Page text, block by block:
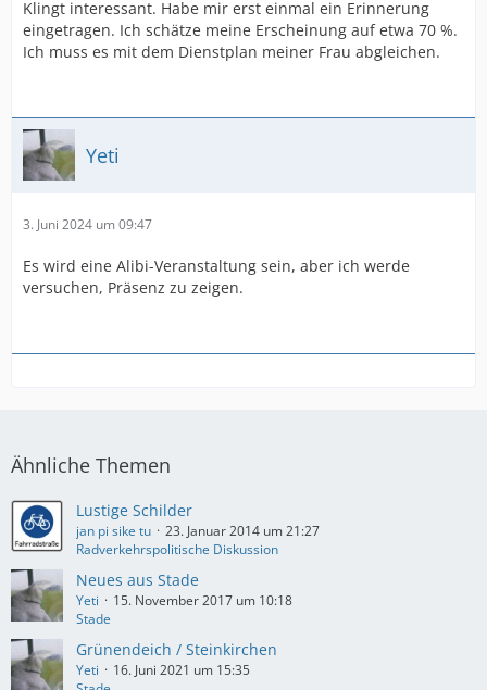
Klingt interessant. Habe mir erst einmal ein Erinnerung
eingetragen. Ich schätze meine Erscheinung auf etwa 70 %.
Ich muss es mit dem Dienstplan meiner Frau abgleichen.
Yeti
3. Juni 2024 um 09:47
Es wird eine Alibi-Veranstaltung sein, aber ich werde
versuchen, Präsenz zu zeigen.
Ähnliche Themen
Lustige Schilder
jan pi sike tu
23. Januar 2014 um 21:27
Radverkehrspolitische Diskussion
Neues aus Stade
Yeti
15. November 2017 um 10:18
Stade
Grünendeich / Steinkirchen
Yeti
16. Juni 2021 um 15:35